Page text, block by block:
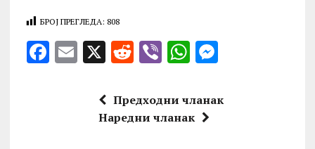
БРОЈ ПРЕГЛЕДА: 808
F E X R
d
di
V
er
W
at
s
M
se
Предходни чланак
Наредни чланак